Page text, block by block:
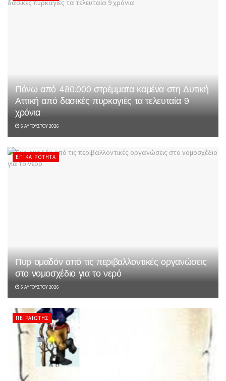
Πάνω από 480.000 στρέμματα καμένα στη Δυτική
Αττική από δασικές πυρκαγιές τα τελευταία 9
χρόνια
6 ΑΥΓΟΎΣΤΟΥ 2026
ΕΠΙΚΑΙΡΌΤΗΤΑ
Πυρ ομαδόν από τις περιβαλλοντικές οργανώσεις
στο νομοσχέδιο για το νερό
6 ΑΥΓΟΎΣΤΟΥ 2026
ΠΕΙΡΑΙΏΤΗΣ